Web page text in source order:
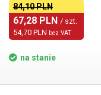
rękojeść posiada
mniejsze zmęczenie
zakończona uchwytem
przystawek. W zestawie
złącznych. Przedłużki
która zawsze powraca
zgięciu.Opakowanie:
84,10 PLN
67,28 PLN / szt.
54,70 PLN bez VAT
na stanie